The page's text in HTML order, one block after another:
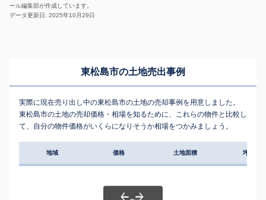
ール編集部が作成しています。
データ更新日: 2025年10月29日
東松島市の土地売出事例
実際に現在売り出し中の東松島市の土地の売却事例を用意しました。
東松島市の土地の売却価格・相場を知るために、これらの物件と比較し
て、自分の物件価格がいくらになりそうか相場をつかみましょう。
地域 価格 土地面積 坪単価